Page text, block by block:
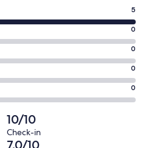
5
0
0
0
0
10/10
Check-in